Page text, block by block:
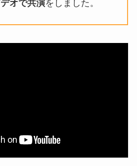
オで共演をしました。